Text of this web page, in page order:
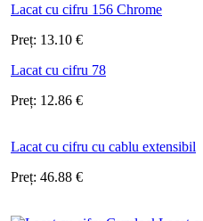
Lacat cu cifru 156 Chrome
Preț: 13.10 €
Lacat cu cifru 78
Preț: 12.86 €
Lacat cu cifru cu cablu extensibil
Preț: 46.88 €